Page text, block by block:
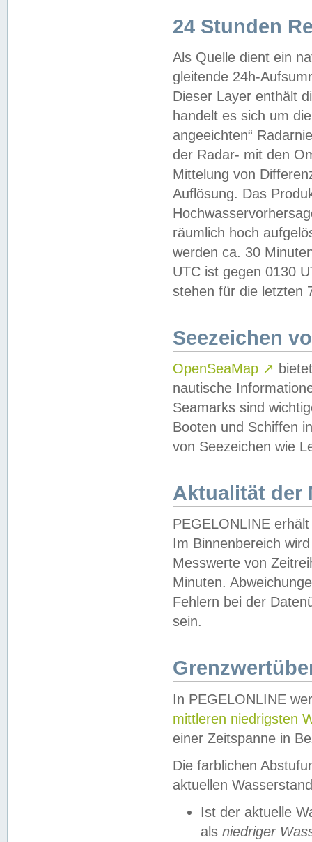
24 Stunden
Als Quelle dient ein
gleitende 24h-
Dieser Layer enthält
handelt es sich um
angeeichten“
der Radar- mit den
Mittelung von
Auflösung. Das
räumlich hoch
werden ca. 30
UTC ist gegen 0130
stehen für die letzten
Seezeichen
OpenSeaMap ↗
nautische
Seamarks sind
Booten und Schiffen
von Seezeichen wie
Aktualität der
PEGELONLINE
Im Binnenbereich
Messwerte von
Minuten.
Fehlern bei der
sein.
In PEGELONLINE
mittleren niedrigsten
einer Zeitspanne in
Die farblichen
aktuellen
Ist der aktuelle
als niedriger